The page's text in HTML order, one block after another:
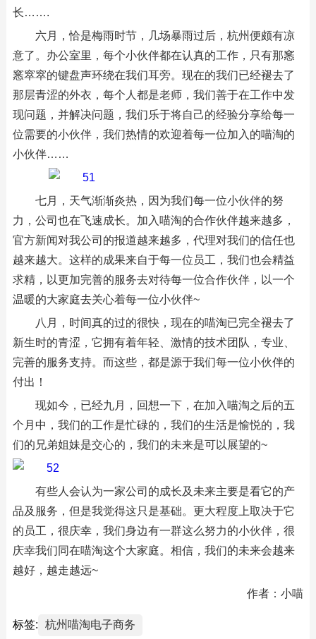
长…….
六月，恰是梅雨时节，几场暴雨过后，杭州便颇有凉
意了。办公室里，每个小伙伴都在认真的工作，只有那窸
窸窣窣的键盘声环绕在我们耳旁。现在的我们已经褪去了
那层青涩的外衣，每个人都是老师，我们善于在工作中发
现问题，并解决问题，我们乐于将自己的经验分享给每一
位需要的小伙伴，我们热情的欢迎着每一位加入的喵淘的
小伙伴……
七月，天气渐渐炎热，因为我们每一位小伙伴的努
力，公司也在飞速成长。加入喵淘的合作伙伴越来越多，
官方新闻对我公司的报道越来越多，代理对我们的信任也
越来越大。这样的成果来自于每一位员工，我们也会精益
求精，以更加完善的服务去对待每一位合作伙伴，以一个
温暖的大家庭去关心着每一位小伙伴~
八月，时间真的过的很快，现在的喵淘已完全褪去了
新生时的青涩，它拥有着年轻、激情的技术团队，专业、
完善的服务支持。而这些，都是源于我们每一位小伙伴的
付出！
现如今，已经九月，回想一下，在加入喵淘之后的五
个月中，我们的工作是忙碌的，我们的生活是愉悦的，我
们的兄弟姐妹是交心的，我们的未来是可以展望的~
有些人会认为一家公司的成长及未来主要是看它的产
品及服务，但是我觉得这只是基础。更大程度上取决于它
的员工，很庆幸，我们身边有一群这么努力的小伙伴，很
庆幸我们同在喵淘这个大家庭。相信，我们的未来会越来
越好，越走越远~
作者：小喵
标签: 杭州喵淘电子商务